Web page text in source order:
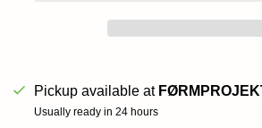
Pickup available at
Usually ready in 24 hours